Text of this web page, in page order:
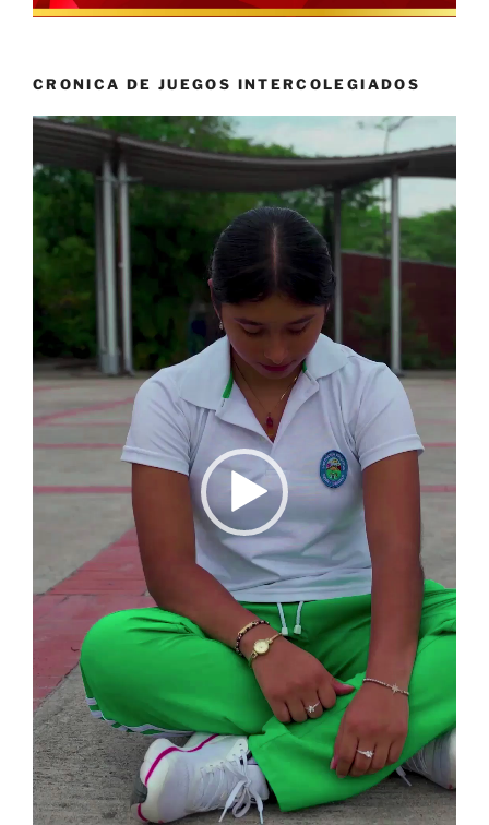
CRONICA DE JUEGOS INTERCOLEGIADOS
Reproductor
vídeo